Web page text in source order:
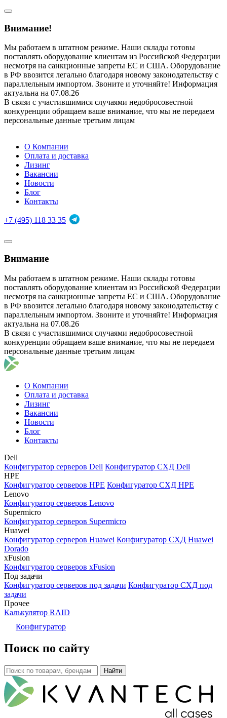
Внимание!
Мы работаем в штатном режиме. Наши склады готовы
поставлять оборудование клиентам из Российской Федерации
несмотря на санкционные запреты ЕС и США. Оборудование
в РФ ввозится легально благодаря новому законодательству с
параллельным импортом. Звоните и уточняйте! Информация
актуальна на 07.08.26
В связи с участившимися случаями недобросовестной
конкуренции обращаем ваше внимание, что мы не передаем
персональные данные третьим лицам
О Компании
Оплата и доставка
Лизинг
Вакансии
Новости
Блог
Контакты
+7 (495) 118 33 35
Внимание
Мы работаем в штатном режиме. Наши склады готовы
поставлять оборудование клиентам из Российской Федерации
несмотря на санкционные запреты ЕС и США. Оборудование
в РФ ввозится легально благодаря новому законодательству с
параллельным импортом. Звоните и уточняйте! Информация
актуальна на 07.08.26
В связи с участившимися случаями недобросовестной
конкуренции обращаем ваше внимание, что мы не передаем
персональные данные третьим лицам
О Компании
Оплата и доставка
Лизинг
Вакансии
Новости
Блог
Контакты
Dell
Конфигуратор серверов Dell Конфигуратор СХД Dell
HPE
Конфигуратор серверов HPE Конфигуратор СХД HPE
Lenovo
Конфигуратор серверов Lenovo
Supermicro
Конфигуратор серверов Supermicro
Huawei
Конфигуратор серверов Huawei Конфигуратор СХД Huawei
Dorado
xFusion
Конфигуратор серверов xFusion
Под задачи
Конфигуратор серверов под задачи Конфигуратор СХД под
задачи
Прочее
Калькулятор RAID
Конфигуратор
Поиск по сайту